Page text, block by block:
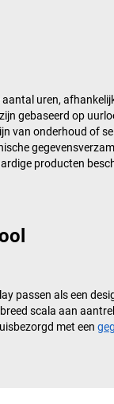
uren,
gebaseerd op
van onderhoud of
producten
passen als een
scala aan
met een